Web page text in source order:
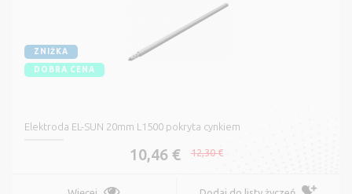
ZNIŻKA
DOBRA CENA
Elektroda EL-SUN 20mm L1500 pokryta cynkiem
10,46 € 12,30 €